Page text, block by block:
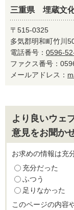
三重県 埋蔵文
〒515-0325
多気郡明和町竹川
電話番号： 0596-
ファクス番号：
メールアドレス：
より良いウェ
意見をお聞か
お求めの情報は充
充分だった
ふつう
足りなかった
このページの内容